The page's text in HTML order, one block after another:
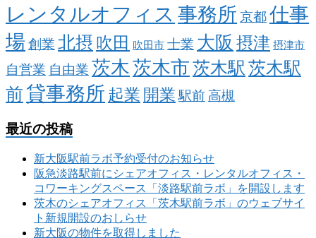
レンタルオフィス 事務所 京都仕事
場 創業 北摂 吹田 吹田市 士業 大阪 摂津 摂津市
自営業 自由業 茨木茨木市茨木駅 茨木駅
前貸事務所 起業 開業 駅前高槻
最近の投稿
新大阪駅前ラボ予約受付のお知らせ
阪急淡路駅前にシェアオフィス・レンタルオフィス・
コワーキングスペース「淡路駅前ラボ」を開設します
茨木のシェアオフィス「茨木駅前ラボ」のウェブサイ
ト新規開設のおしらせ
新大阪の物件を取得しました